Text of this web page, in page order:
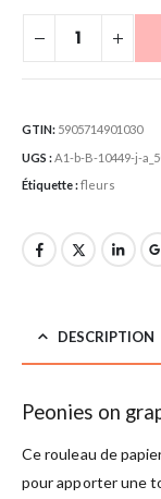
GTIN: 5905714901030
UGS : A1-b-B-10449-j-
Étiquette :fleurs
DESCRIPTION
Peonies on
Ce rouleau de
pour apporter une